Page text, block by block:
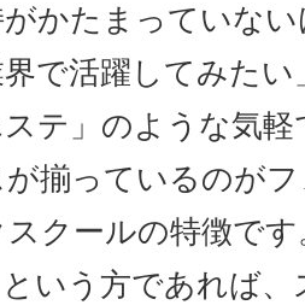
かたまっていな
で活躍してみた
テ」のような気
揃っているのが
クールの特徴です
という方であれば